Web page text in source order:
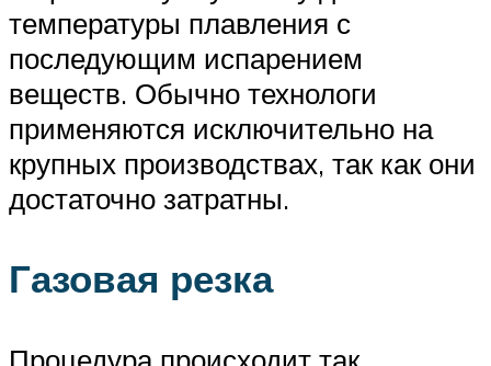
температуры плавления с
последующим испарением
веществ. Обычно технологи
применяются исключительно на
крупных производствах, так как они
достаточно затратны.
Газовая резка